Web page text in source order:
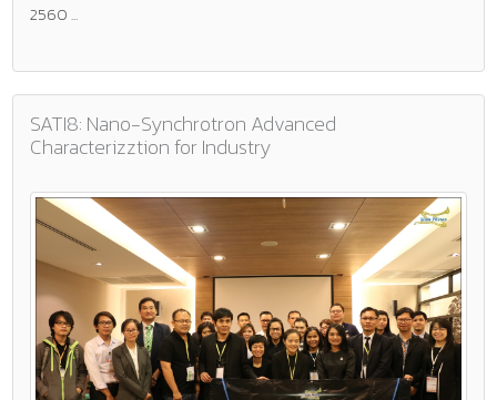
2560 ...
SATI8: Nano-Synchrotron Advanced
Characterizztion for Industry